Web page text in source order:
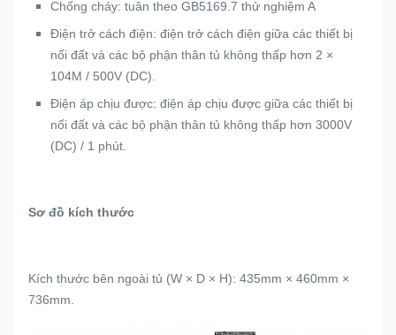
Chống cháy: tuân theo GB5169.7 thử nghiệm A
Điện trở cách điện: điện trở cách điện giữa các thiết bị
nối đất và các bộ phận thân tủ không thấp hơn 2 ×
104M / 500V (DC).
Điện áp chịu được: điện áp chịu được giữa các thiết bị
nối đất và các bộ phận thân tủ không thấp hơn 3000V
(DC) / 1 phút.
Sơ đồ kích thước
Kích thước bên ngoài tủ (W × D × H): 435mm × 460mm ×
736mm.